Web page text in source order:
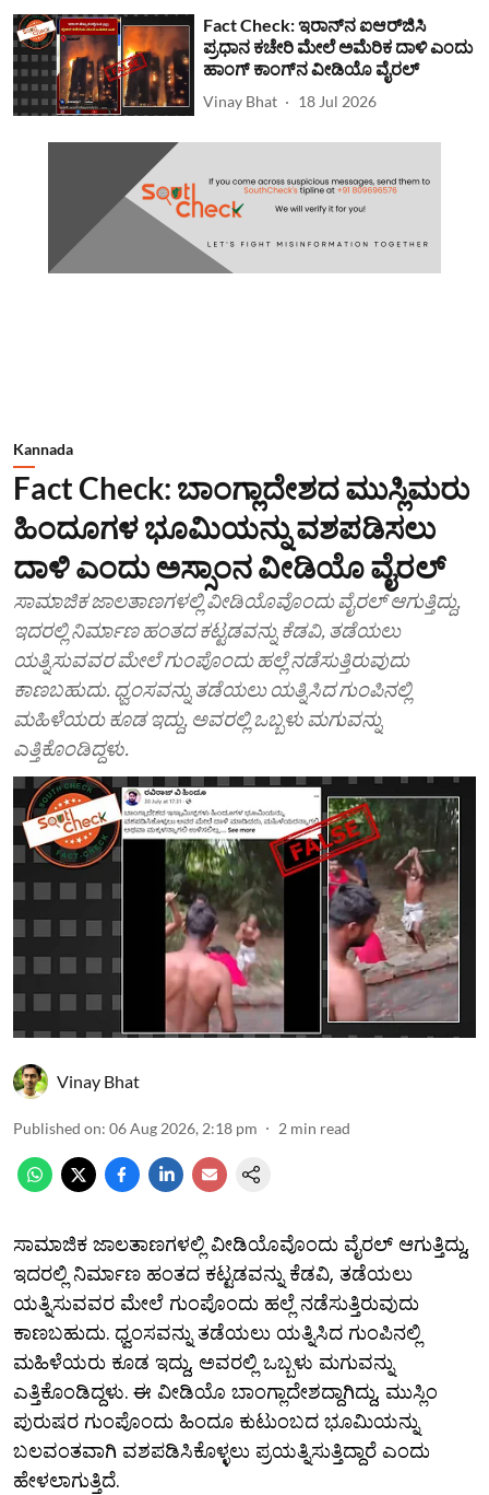
Fact Check: ಇರಾನ್‌ನ ಐಆರ್‌ಜಿಸಿ
ಪ್ರಧಾನ ಕಚೇರಿ ಮೇಲೆ ಅಮೆರಿಕ ದಾಳಿ ಎಂದು
ಹಾಂಗ್ ಕಾಂಗ್​ನ ವೀಡಿಯೊ ವೈರಲ್
Vinay Bhat 18 Jul 2026
Kannada
Fact Check: ಬಾಂಗ್ಲಾದೇಶದ ಮುಸ್ಲಿಮರು
ಹಿಂದೂಗಳ ಭೂಮಿಯನ್ನು ವಶಪಡಿಸಲು
ದಾಳಿ ಎಂದು ಅಸ್ಸಾಂನ ವೀಡಿಯೊ ವೈರಲ್
ಸಾಮಾಜಿಕ ಜಾಲತಾಣಗಳಲ್ಲಿ ವೀಡಿಯೊವೊಂದು ವೈರಲ್ ಆಗುತ್ತಿದ್ದು,
ಇದರಲ್ಲಿ ನಿರ್ಮಾಣ ಹಂತದ ಕಟ್ಟಡವನ್ನು ಕೆಡವಿ, ತಡೆಯಲು
ಯತ್ನಿಸುವವರ ಮೇಲೆ ಗುಂಪೊಂದು ಹಲ್ಲೆ ನಡೆಸುತ್ತಿರುವುದು
ಕಾಣಬಹುದು. ಧ್ವಂಸವನ್ನು ತಡೆಯಲು ಯತ್ನಿಸಿದ ಗುಂಪಿನಲ್ಲಿ
ಮಹಿಳೆಯರು ಕೂಡ ಇದ್ದು, ಅವರಲ್ಲಿ ಒಬ್ಬಳು ಮಗುವನ್ನು
ಎತ್ತಿಕೊಂಡಿದ್ದಳು.
Vinay Bhat
Published on: 06 Aug 2026, 2:18 pm 2 min read
ಸಾಮಾಜಿಕ ಜಾಲತಾಣಗಳಲ್ಲಿ ವೀಡಿಯೊವೊಂದು ವೈರಲ್ ಆಗುತ್ತಿದ್ದು,
ಇದರಲ್ಲಿ ನಿರ್ಮಾಣ ಹಂತದ ಕಟ್ಟಡವನ್ನು ಕೆಡವಿ, ತಡೆಯಲು
ಯತ್ನಿಸುವವರ ಮೇಲೆ ಗುಂಪೊಂದು ಹಲ್ಲೆ ನಡೆಸುತ್ತಿರುವುದು
ಕಾಣಬಹುದು. ಧ್ವಂಸವನ್ನು ತಡೆಯಲು ಯತ್ನಿಸಿದ ಗುಂಪಿನಲ್ಲಿ
ಮಹಿಳೆಯರು ಕೂಡ ಇದ್ದು, ಅವರಲ್ಲಿ ಒಬ್ಬಳು ಮಗುವನ್ನು
ಎತ್ತಿಕೊಂಡಿದ್ದಳು. ಈ ವೀಡಿಯೊ ಬಾಂಗ್ಲಾದೇಶದ್ದಾಗಿದ್ದು, ಮುಸ್ಲಿಂ
ಪುರುಷರ ಗುಂಪೊಂದು ಹಿಂದೂ ಕುಟುಂಬದ ಭೂಮಿಯನ್ನು
ಬಲವಂತವಾಗಿ ವಶಪಡಿಸಿಕೊಳ್ಳಲು ಪ್ರಯತ್ನಿಸುತ್ತಿದ್ದಾರೆ ಎಂದು
ಹೇಳಲಾಗುತ್ತಿದೆ.